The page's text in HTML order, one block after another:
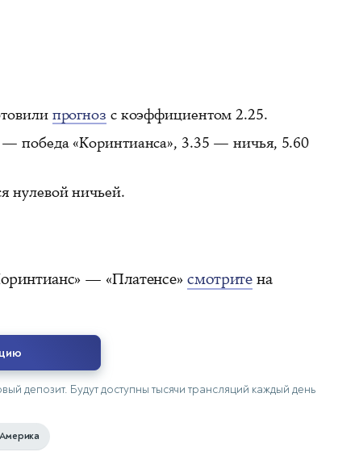
прогноз с коэффициентом 2.25.
победа «Коринтианса», 3.35 — ничья, 5.60
нулевой ничьей.
— «Платенсе»смотритена
депозит. Будут доступны тысячи трансляций каждый день